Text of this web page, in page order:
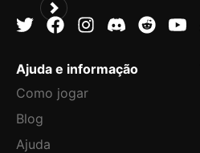
Ajuda e informação
Como jogar
Blog
Ajuda